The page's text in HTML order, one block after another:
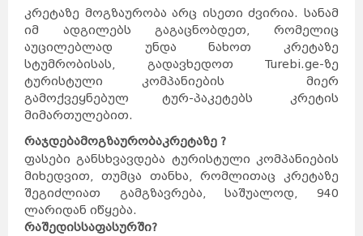
კრეტაზე მოგზაურობა არც ისეთი ძვირია. სანამ
იმ ადგილებს გაგაცნობდეთ, რომელიც
აუცილებლად უნდა ნახოთ კრეტაზე
სტუმრობისას, გადავხედოთ Turebi.ge-ზე
ტურისტული კომპანიების მიერ
გამოქვეყნებულ ტურ-პაკეტებს კრეტის
მიმართულებით.
რაჯდებამოგზაურობაკრეტაზე ?
ფასები განსხვავდება ტურისტული კომპანიების
მიხედვით, თუმცა თანხა, რომლითაც კრეტაზე
შეგიძლიათ გამგზავრება, საშუალოდ, 940
ლარიდან იწყება.
რაშედისსაფასურში?